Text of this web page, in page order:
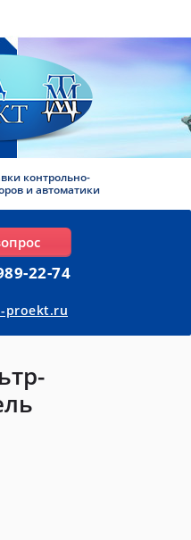
контрольно-
и автоматики
22-74
proekt.ru